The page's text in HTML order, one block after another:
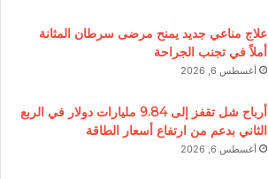
علاج مناعي جديد يمنح مرضى سرطان المثانة
أملاً في تجنب الجراحة
أغسطس 6, 2026
أرباح شل تقفز إلى 9.84 مليارات دولار في الربع
الثاني بدعم من ارتفاع أسعار الطاقة
أغسطس 6, 2026